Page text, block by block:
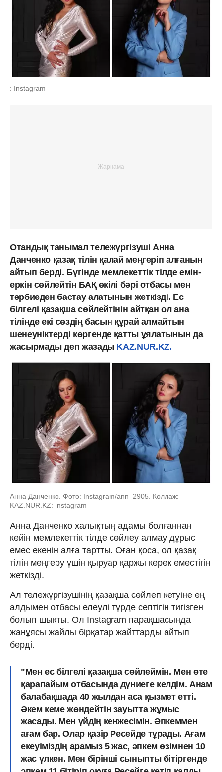
: Instagram
Отандық танымал тележүргізуші Анна
Данченко қазақ тілін қалай меңгеріп алғанын
айтып берді. Бүгінде мемлекеттік тілде емін-
еркін сөйлейтін БАҚ өкілі бәрі отбасы мен
тәрбиеден бастау алатынын жеткізді. Ес
білгелі қазақша сөйлейтінін айтқан ол ана
тілінде екі сөздің басын құрай алмайтын
шенеуніктерді көргенде қатты ұялатынын да
жасырмады деп жазады KAZ.NUR.KZ.
Анна Данченко. Фото: Instagram/ann_2905. Коллаж:
KAZ.NUR.KZ: Instagram
Анна Данченко халықтың адамы болғаннан
кейін мемлекеттік тілде сөйлеу алмау дұрыс
емес екенін алға тартты. Оған қоса, ол қазақ
тілін меңгеру үшін қыруар қаржы керек еместігін
жеткізді.
Ал тележүргізушінің қазақша сөйлеп кетуіне ең
алдымен отбасы елеулі түрде септігін тигізген
болып шықты. Ол Instagram парақшасында
жанұясы жайлы бірқатар жайттарды айтып
берді.
"Мен ес білгелі қазақша сөйлеймін. Мен өте
қарапайым отбасында дүниеге келдім. Анам
балабақшада 40 жылдан аса қызмет етті.
Әкем кеме жөндейтін зауытта жұмыс
жасады. Мен үйдің кенжесімін. Әпкеммен
ағам бар. Олар қазір Ресейде тұрады. Ағам
екеуіміздің арамыз 5 жас, әпкем өзімнен 10
жас үлкен. Мен бірінші сыныпты бітіргенде